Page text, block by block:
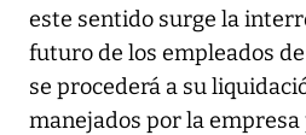
este sentido surge la
futuro de los empleados
se procederá a su
manejados por la empresa